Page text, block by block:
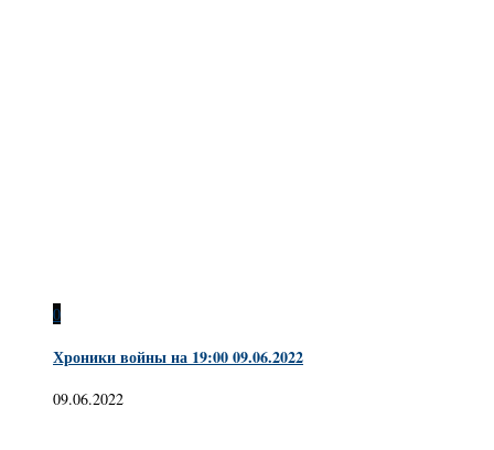
0
Хроники войны на 19:00 09.06.2022
09.06.2022